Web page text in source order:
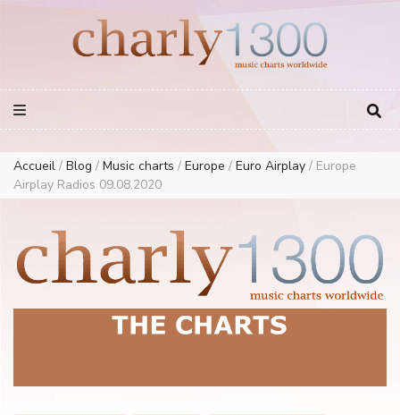
European Music Charts plus USA and Australia
Accueil / Blog / Music charts / Europe / Euro Airplay / Europe
Airplay Radios 09.08.2020